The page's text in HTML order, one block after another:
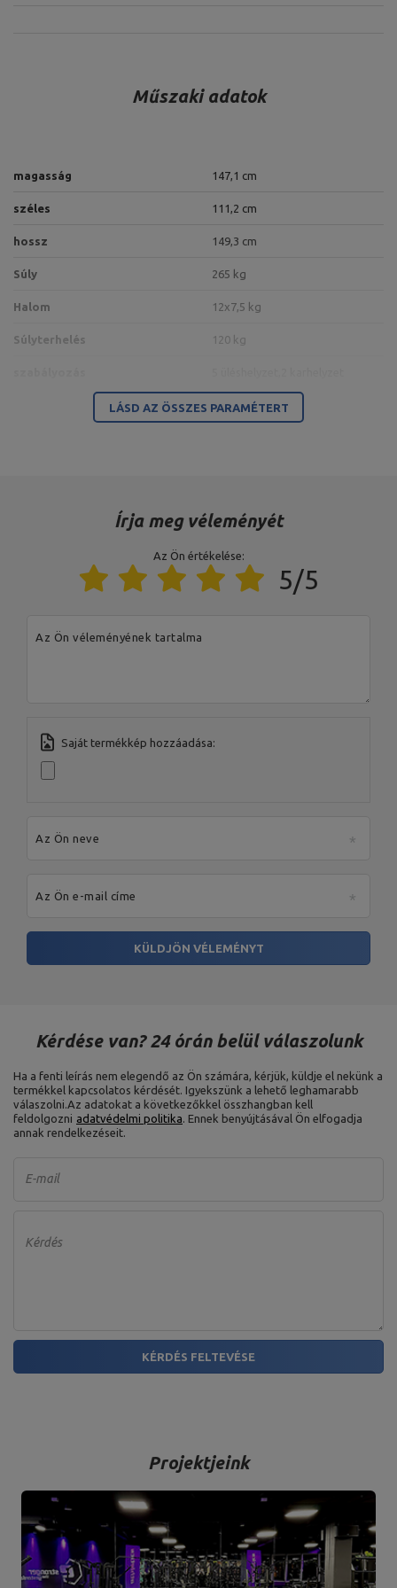
Műszaki adatok
magasság 147,1 cm
széles 111,2 cm
hossz 149,3 cm
Súly 265 kg
Halom 12x7,5 kg
Súlyterhelés 120 kg
Spółka Komandytowa
Ország:
Az Ön e-mail címe:
LÁSD AZ ÖSSZES PARAMÉTERT
Írja meg véleményét
Az Ön értékelése:
5/5
Az Ön véleményének tartalma
Saját termékkép hozzáadása:
Az Ön neve
Az Ön e-mail címe
KÜLDJÖN VÉLEMÉNYT
Kérdése van? 24 órán belül válaszolunk
Ha a fenti leírás nem elegendő az Ön számára, kérjük, küldje el nekünk a
termékkel kapcsolatos kérdését. Igyekszünk a lehető leghamarabb
válaszolni.Az adatokat a következőkkel összhangban kell
feldolgozni adatvédelmi politika. Ennek benyújtásával Ön elfogadja
annak rendelkezéseit.
E-mail
Kérdés
KÉRDÉS FELTEVÉSE
Projektjeink